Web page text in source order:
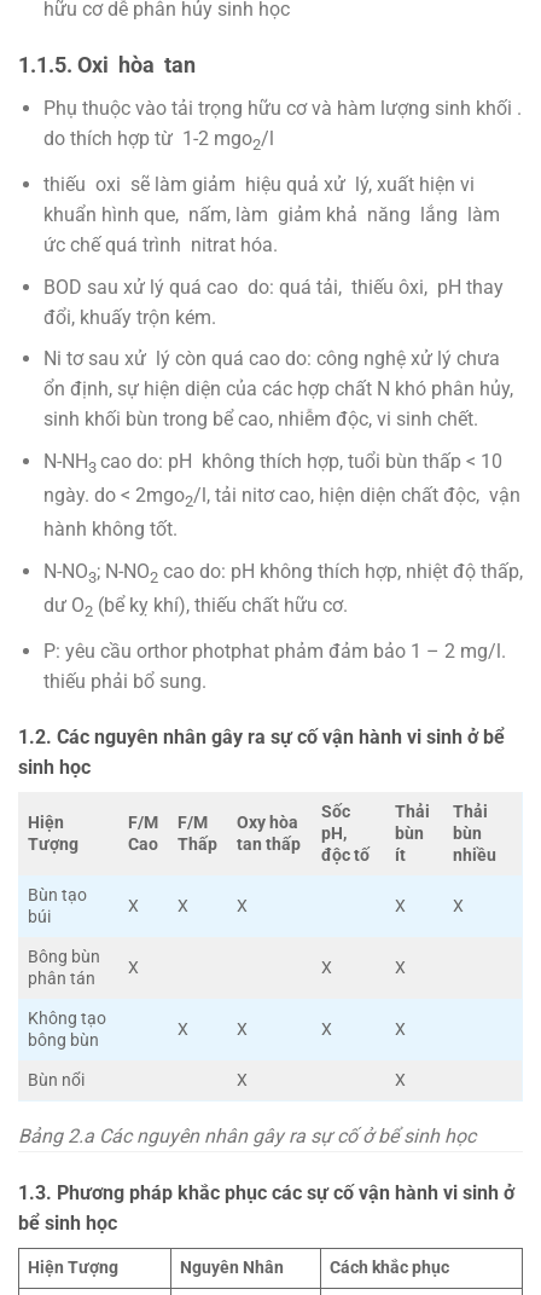
hữu cơ dễ phân hủy sinh học
1.1.5. Oxi hòa tan
Phụ thuộc vào tải trọng hữu cơ và hàm lượng sinh khối .
do thích hợp từ 1-2 mgo2/l
thiếu oxi sẽ làm giảm hiệu quả xử lý, xuất hiện vi
khuẩn hình que, nấm, làm giảm khả năng lắng làm
ức chế quá trình nitrat hóa.
BOD sau xử lý quá cao do: quá tải, thiếu ôxi, pH thay
đổi, khuấy trộn kém.
Ni tơ sau xử lý còn quá cao do: công nghệ xử lý chưa
ổn định, sự hiện diện của các hợp chất N khó phân hủy,
sinh khối bùn trong bể cao, nhiễm độc, vi sinh chết.
N-NH3 cao do: pH không thích hợp, tuổi bùn thấp < 10
ngày. do < 2mgo2/l, tải nitơ cao, hiện diện chất độc, vận
hành không tốt.
N-NO3; N-NO2cao do: pH không thích hợp, nhiệt độ thấp,
dư O2(bể kỵ khí), thiếu chất hữu cơ.
P: yêu cầu orthor photphat phảm đảm bảo 1 – 2 mg/l.
thiếu phải bổ sung.
1.2. Các nguyên nhân gây ra sự cố vận hành vi sinh ở bể
sinh học
Hiện
Tượng
F/M
Cao
F/M
Thấp
Oxy hòa
tan thấp
Sốc
pH,
độc tố
Thải
bùn
ít
Thải
bùn
nhiều
Bùn tạo
búi
X X X X X
Bông bùn
phân tán
X X X
Không tạo
bông bùn
X X X X
Bùn nổi X X
Bảng 2.a Các nguyên nhân gây ra sự cố ở bể sinh học
1.3. Phương pháp khắc phục các sự cố vận hành vi sinh ở
bể sinh học
Hiện Tượng Nguyên Nhân Cách khắc phục